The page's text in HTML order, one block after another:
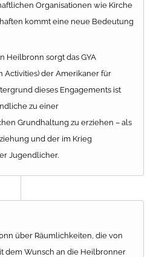
Organisationen wie Kirche
kommt eine neue Bedeutung
Heilbronn sorgt das GYA
Activities) der Amerikaner für
dieses Engagements ist
zu einer
Grundhaltung zu erziehen – als
und der im Krieg
Jugendlicher.
über Räumlichkeiten, die von
dem Wunsch an die Heilbronner